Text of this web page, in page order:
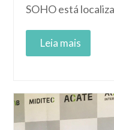
SOHO está